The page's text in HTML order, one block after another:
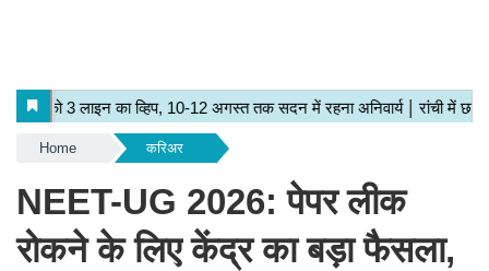
Home करिअर
NEET-UG 2026: पेपर लीक
रोकने के लिए केंद्र का बड़ा फैसला,